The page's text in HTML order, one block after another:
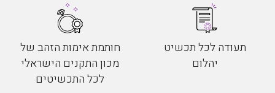
תעודה לכל תכשיט
יהלום
חותמת אימות הזהב של
מכון התקנים הישראלי
לכל התכשיטים